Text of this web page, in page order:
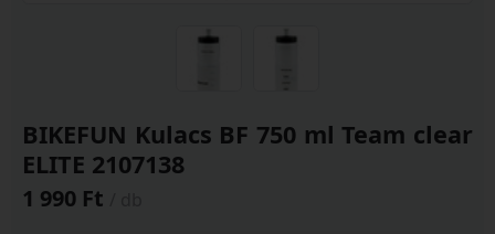
BIKEFUN Kulacs BF 750 ml Team clear
ELITE 2107138
1 990 Ft